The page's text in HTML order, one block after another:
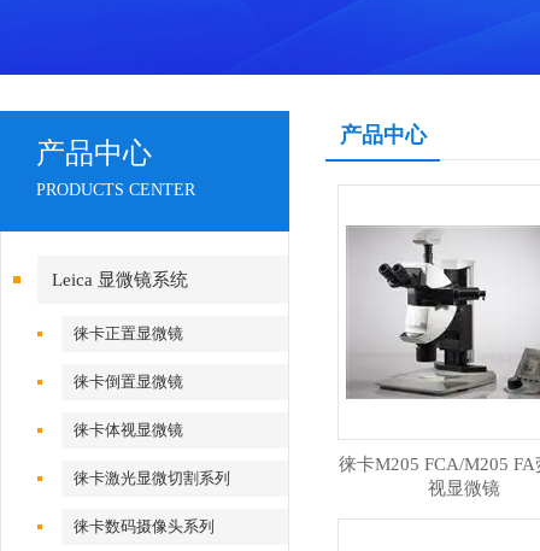
产品中心
PRODUCTS CENTER
Leica 显微镜系统
徕卡正置显微镜
徕卡倒置显微镜
徕卡体视显微镜
徕卡激光显微切割系列
徕卡数码摄像头系列
产品中心
徕卡M205 FCA/M205
视显微镜